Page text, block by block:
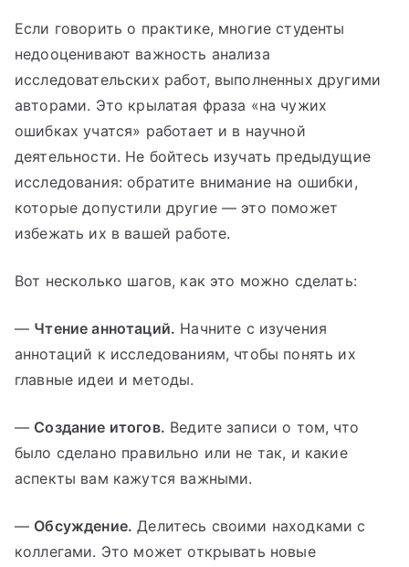
Если говорить о практике, многие студенты
недооценивают важность анализа
исследовательских работ, выполненных другими
авторами. Это крылатая фраза «на чужих
ошибках учатся» работает и в научной
деятельности. Не бойтесь изучать предыдущие
исследования: обратите внимание на ошибки,
которые допустили другие — это поможет
избежать их в вашей работе.
Вот несколько шагов, как это можно сделать:
— Чтение аннотаций. Начните с изучения
аннотаций к исследованиям, чтобы понять их
главные идеи и методы.
— Создание итогов. Ведите записи о том, что
было сделано правильно или не так, и какие
аспекты вам кажутся важными.
— Обсуждение. Делитесь своими находками с
коллегами. Это может открывать новые